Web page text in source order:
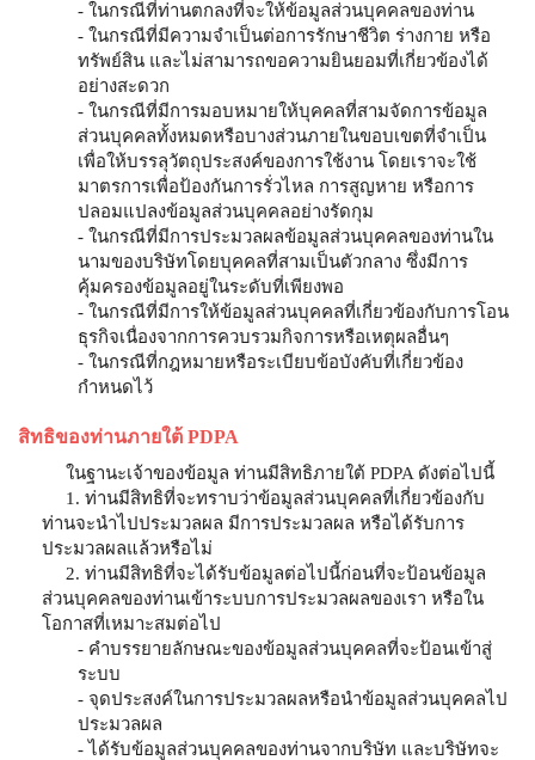
- ในกรณีที่ท่านตกลงที่จะให้ข้อมูลส่วนบุคคลของท่าน
- ในกรณีที่มีความจำเป็นต่อการรักษาชีวิต ร่างกาย หรือ
ทรัพย์สิน และไม่สามารถขอความยินยอมที่เกี่ยวข้องได้
อย่างสะดวก
- ในกรณีที่มีการมอบหมายให้บุคคลที่สามจัดการข้อมูล
ส่วนบุคคลทั้งหมดหรือบางส่วนภายในขอบเขตที่จำเป็น
เพื่อให้บรรลุวัตถุประสงค์ของการใช้งาน โดยเราจะใช้
มาตรการเพื่อป้องกันการรั่วไหล การสูญหาย หรือการ
ปลอมแปลงข้อมูลส่วนบุคคลอย่างรัดกุม
- ในกรณีที่มีการประมวลผลข้อมูลส่วนบุคคลของท่านใน
นามของบริษัทโดยบุคคลที่สามเป็นตัวกลาง ซึ่งมีการ
คุ้มครองข้อมูลอยู่ในระดับที่เพียงพอ
- ในกรณีที่มีการให้ข้อมูลส่วนบุคคลที่เกี่ยวข้องกับการโอน
ธุรกิจเนื่องจากการควบรวมกิจการหรือเหตุผลอื่นๆ
- ในกรณีที่กฎหมายหรือระเบียบข้อบังคับที่เกี่ยวข้อง
กำหนดไว้
สิทธิของท่านภายใต้ PDPA
ในฐานะเจ้าของข้อมูล ท่านมีสิทธิภายใต้ PDPA ดังต่อไปนี้
1. ท่านมีสิทธิที่จะทราบว่าข้อมูลส่วนบุคคลที่เกี่ยวข้องกับ
ท่านจะนำไปประมวลผล มีการประมวลผล หรือได้รับการ
ประมวลผลแล้วหรือไม่
2. ท่านมีสิทธิที่จะได้รับข้อมูลต่อไปนี้ก่อนที่จะป้อนข้อมูล
ส่วนบุคคลของท่านเข้าระบบการประมวลผลของเรา หรือใน
โอกาสที่เหมาะสมต่อไป
- คำบรรยายลักษณะของข้อมูลส่วนบุคคลที่จะป้อนเข้าสู่
ระบบ
- จุดประสงค์ในการประมวลผลหรือนำข้อมูลส่วนบุคคลไป
ประมวลผล
- ได้รับข้อมูลส่วนบุคคลของท่านจากบริษัท และบริษัทจะ